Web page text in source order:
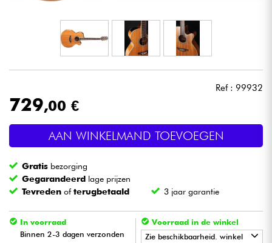
Microfoon
Live Sound
Licht
Drums & percussie
Viool & Quatuor
Ref : 99932
729,00 €
AAN WINKELMAND TOEVOEGEN
Gratis bezorging
Gegarandeerd lage prijzen
Tevreden ofterugbetaald 3 jaar garantie
In voorraad
Binnen 2-3 dagen verzonden
Voorraad in de winkel
Zie beschikbaarheid. winkel